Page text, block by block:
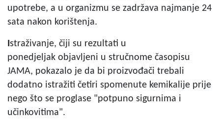
upotrebe, a u organizmu se zadržava najmanje 24
sata nakon korištenja.
straživanje, čiji su rezultati u
ponedjeljak objavljeni u stručnome časopisu
JAMA, pokazalo je da bi proizvođači trebali
dodatno istražiti četiri spomenute kemikalije prije
nego što se proglase "potpuno sigurnima i
učinkovitima".